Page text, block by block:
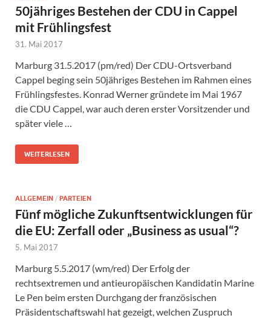
50jähriges Bestehen der CDU in Cappel
mit Frühlingsfest
31. Mai 2017
Marburg 31.5.2017 (pm/red) Der CDU-Ortsverband
Cappel beging sein 50jähriges Bestehen im Rahmen eines
Frühlingsfestes. Konrad Werner gründete im Mai 1967
die CDU Cappel, war auch deren erster Vorsitzender und
später viele …
WEITERLESEN
ALLGEMEIN / PARTEIEN
Fünf mögliche Zukunftsentwicklungen für
die EU: Zerfall oder „Business as usual“?
5. Mai 2017
Marburg 5.5.2017 (wm/red) Der Erfolg der
rechtsextremen und antieuropäischen Kandidatin Marine
Le Pen beim ersten Durchgang der französischen
Präsidentschaftswahl hat gezeigt, welchen Zuspruch